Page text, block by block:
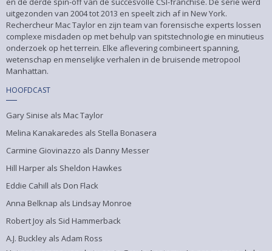
uitgezonden van 2004 tot 2013 en speelt zich af in New York.
Rechercheur Mac Taylor en zijn team van forensische experts lossen
complexe misdaden op met behulp van spitstechnologie en minutieus
onderzoek op het terrein. Elke aflevering combineert spanning,
wetenschap en menselijke verhalen in de bruisende metropool
Manhattan.
HOOFDCAST
Gary Sinise als Mac Taylor
Melina Kanakaredes als Stella Bonasera
Carmine Giovinazzo als Danny Messer
Hill Harper als Sheldon Hawkes
Eddie Cahill als Don Flack
Anna Belknap als Lindsay Monroe
Robert Joy als Sid Hammerback
A.J. Buckley als Adam Ross